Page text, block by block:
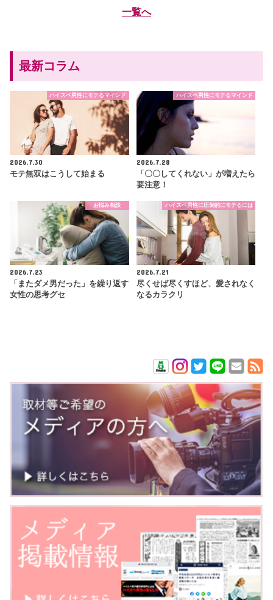
一覧へ
最新コラム
ハイスペ男性にモテるマインド
2026.7.30
モテ無双はこうして始まる
ハイスペ男性にモテるマインド
2026.7.28
「〇〇してくれない」が増えたら
要注意！
お悩み相談
2026.7.23
「またダメ男だった」を繰り返す
女性の思考グセ
ハイスペ男性に圧倒的にモテるには
2026.7.21
尽くせば尽くすほど、愛されなく
なるカラクリ